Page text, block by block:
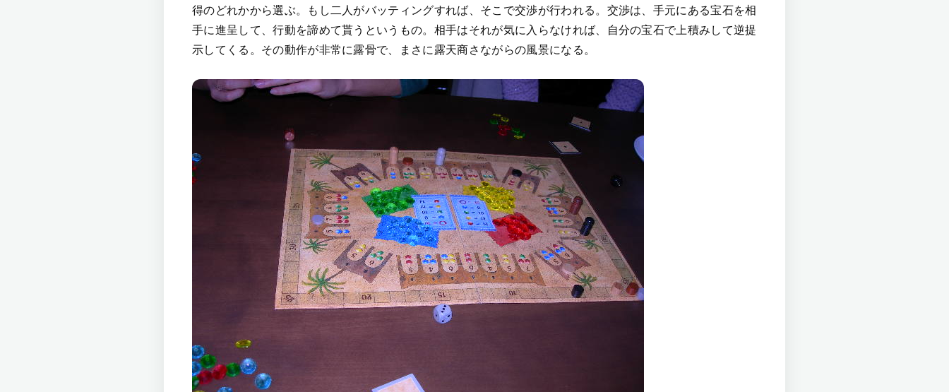
得のどれかから選ぶ。もし二人がバッティングすれば、そこで交渉が行われる。交渉は、手元にある宝石を相
手に進呈して、行動を諦めて貰うというもの。相手はそれが気に入らなければ、自分の宝石で上積みして逆提
示してくる。その動作が非常に露骨で、まさに露天商さながらの風景になる。